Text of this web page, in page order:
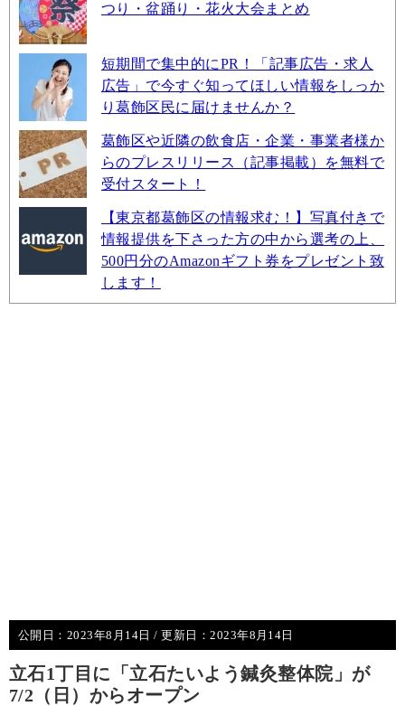
つり・盆踊り・花火大会まとめ
短期間で集中的にPR！「記事広告・求人
広告」で今すぐ知ってほしい情報をしっか
り葛飾区民に届けませんか？
葛飾区や近隣の飲食店・企業・事業者様か
らのプレスリリース（記事掲載）を無料で
受付スタート！
【東京都葛飾区の情報求む！】写真付きで
情報提供を下さった方の中から選考の上、
500円分のAmazonギフト券をプレゼント致
します！
公開日： 2023年8月14日 / 更新日：2023年8月14日
立石1丁目に「立石たいよう鍼灸整体院」が
7/2（日）からオープン